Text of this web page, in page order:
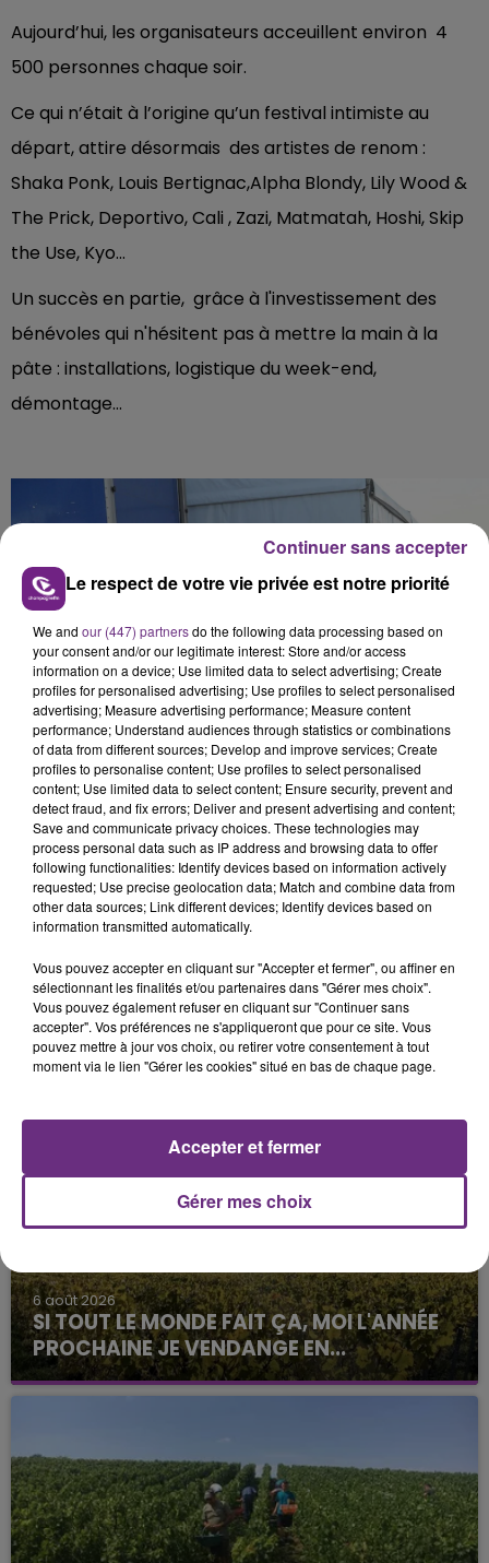
Aujourd’hui, les organisateurs acceuillent environ 4
500 personnes chaque soir.
Ce qui n’était à l’origine qu’un festival intimiste au
départ, attire désormais des artistes de renom :
Shaka Ponk, Louis Bertignac,Alpha Blondy, Lily Wood &
The Prick, Deportivo, Cali , Zazi, Matmatah, Hoshi, Skip
the Use, Kyo...
Un succès en partie, grâce à l'investissement des
bénévoles qui n'hésitent pas à mettre la main à la
pâte : installations, logistique du week-end,
démontage...
La programmation de l'édition 2026 sera dévoilée
prochainement.
6 août 2026
SI TOUT LE MONDE FAIT ÇA, MOI L'ANNÉE
PROCHAINE JE VENDANGE EN...
La vendange en Champagne a débuté ce jeudi 6
août dans la commune de Montgueux (Aube). Du
Le respect de votre vie privée est notre priorité
We and our (447) partnersdo the following data processing based on
your consent and/or our legitimate interest: Store and/or access
information on a device; Use limited data to select advertising; Create
profiles for personalised advertising; Use profiles to select personalised
advertising; Measure advertising performance; Measure content
performance; Understand audiences through statistics or combinations
of data from different sources; Develop and improve services; Create
profiles to personalise content; Use profiles to select personalised
content; Use limited data to select content; Ensure security, prevent and
detect fraud, and fix errors; Deliver and present advertising and content;
Save and communicate privacy choices. These technologies may
process personal data such as IP address and browsing data to offer
following functionalities: Identify devices based on information actively
requested; Use precise geolocation data; Match and combine data from
other data sources; Link different devices; Identify devices based on
information transmitted automatically.
Vous pouvez accepter en cliquant sur "Accepter et fermer", ou affiner en
sélectionnant les finalités et/ou partenaires dans "Gérer mes choix".
Vous pouvez également refuser en cliquant sur "Continuer sans
accepter". Vos préférences ne s'appliqueront que pour ce site. Vous
pouvez mettre à jour vos choix, ou retirer votre consentement à tout
moment via le lien "Gérer les cookies" situé en bas de chaque page.
Gérer mes choix
Accepter et fermer
Continuer sans accepter